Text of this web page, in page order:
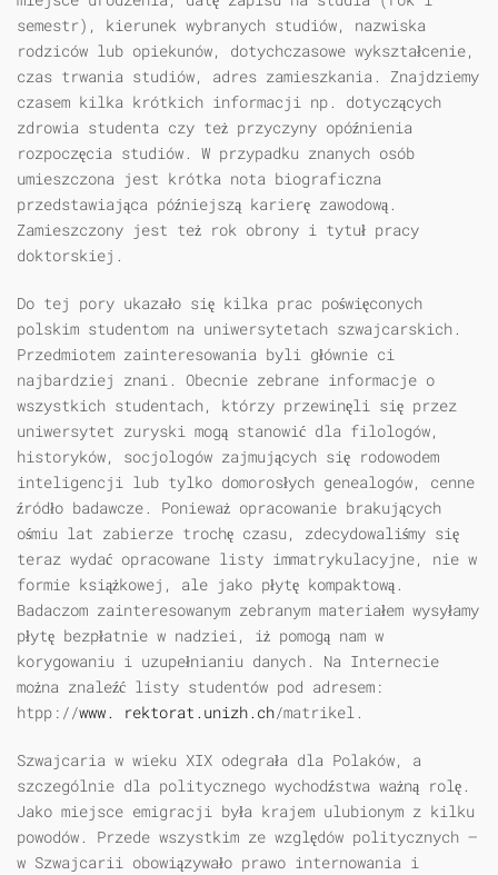
semestr), kierunek wybranych studiów, nazwiska
rodziców lub opiekunów, dotychczasowe wykształcenie,
czas trwania studiów, adres zamieszkania. Znajdziemy
czasem kilka krótkich informacji np. dotyczących
zdrowia studenta czy też przyczyny opóźnienia
rozpoczęcia studiów. W przypadku znanych osób
umieszczona jest krótka nota biograficzna
przedstawiająca późniejszą karierę zawodową.
Zamieszczony jest też rok obrony i tytuł pracy
doktorskiej.
Do tej pory ukazało się kilka prac poświęconych
polskim studentom na uniwersytetach szwajcarskich.
Przedmiotem zainteresowania byli głównie ci
najbardziej znani. Obecnie zebrane informacje o
wszystkich studentach, którzy przewinęli się przez
uniwersytet zuryski mogą stanowić dla filologów,
historyków, socjologów zajmujących się rodowodem
inteligencji lub tylko domorosłych genealogów, cenne
źródło badawcze. Ponieważ opracowanie brakujących
ośmiu lat zabierze trochę czasu, zdecydowaliśmy się
teraz wydać opracowane listy immatrykulacyjne, nie w
formie książkowej, ale jako płytę kompaktową.
Badaczom zainteresowanym zebranym materiałem wysyłamy
płytę bezpłatnie w nadziei, iż pomogą nam w
korygowaniu i uzupełnianiu danych. Na Internecie
można znaleźć listy studentów pod adresem:
htpp://www. rektorat.unizh.ch/matrikel.
Szwajcaria w wieku XIX odegrała dla Polaków, a
szczególnie dla politycznego wychodźstwa ważną rolę.
Jako miejsce emigracji była krajem ulubionym z kilku
powodów. Przede wszystkim ze względów politycznych —
w Szwajcarii obowiązywało prawo internowania i